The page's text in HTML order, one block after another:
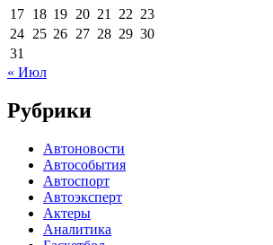
17 18 19 20 21 22 23
24 25 26 27 28 29 30
31
« Июл
Рубрики
Автоновости
Автособытия
Автоспорт
Автоэксперт
Актеры
Аналитика